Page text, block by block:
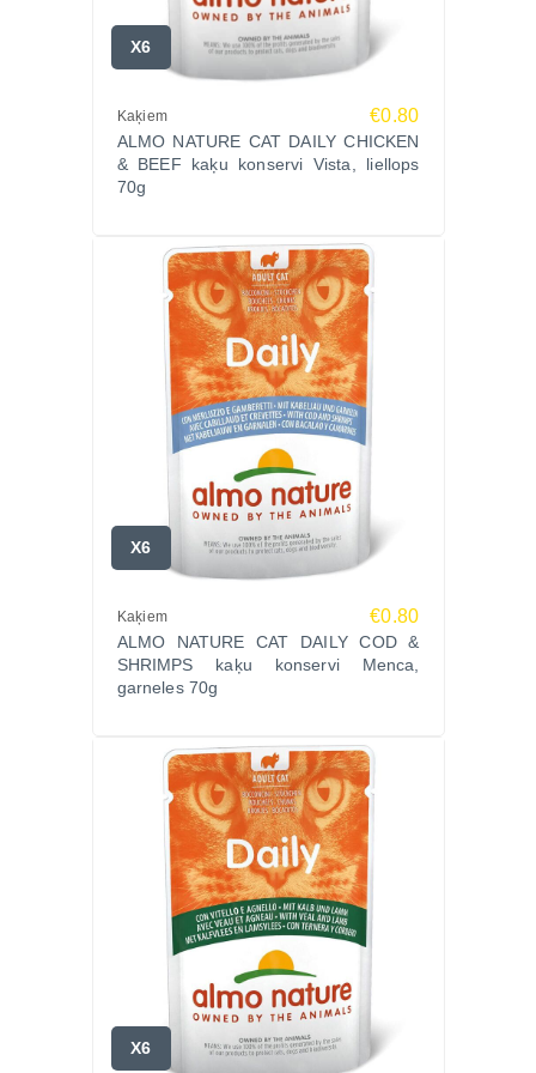
Vit. D3 139 SV, Vit. E 27 mg, Vit. B1 2,14 mg,
Taurīns 201,91 mg, Varš 0,53 mg, Jods 0,13 mg,
Ražotājs:
Almo Nature, Itālija – uzticama izvēle ikdienas
uzturam.
SALMON konservus Zoopasaule.lv un nodrošiniet
savam kaķim kvalitatīvu, gardu un veselīgu maltīti ar
ātru piegādi visā Latvijā!
X6
Kaķiem €0.80
ALMO NATURE CAT DAILY CHICKEN
& BEEF kaķu konservi Vista, liellops
70g
X6
Kaķiem €0.80
ALMO NATURE CAT DAILY COD &
SHRIMPS kaķu konservi Menca,
garneles 70g
X6